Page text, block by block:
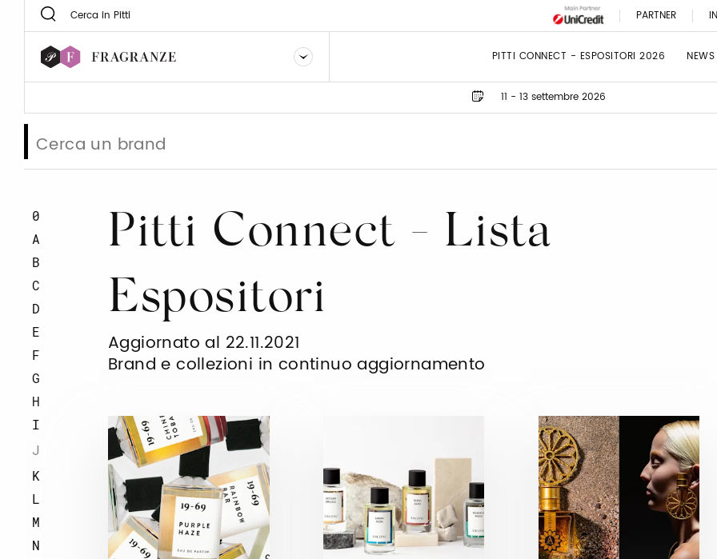
PARTNER
PITTI CONNECT - ESPOSITORI 2026 NEWS
11 - 13 settembre 2026
0
A
B
C
D
E
F
G
H
I
J
K
L
M
N
Pitti Connect - Lista
Espositori
Aggiornato al 22.11.2021
Brand e collezioni in continuo aggiornamento